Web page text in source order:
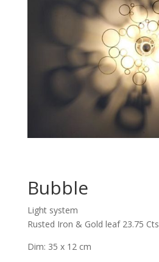
Bubble
Light system
Rusted Iron & Gold leaf 23.75 Cts
Dim: 35 x 12 cm